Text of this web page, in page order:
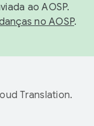
ao AOSP.
no AOSP.
Translation.